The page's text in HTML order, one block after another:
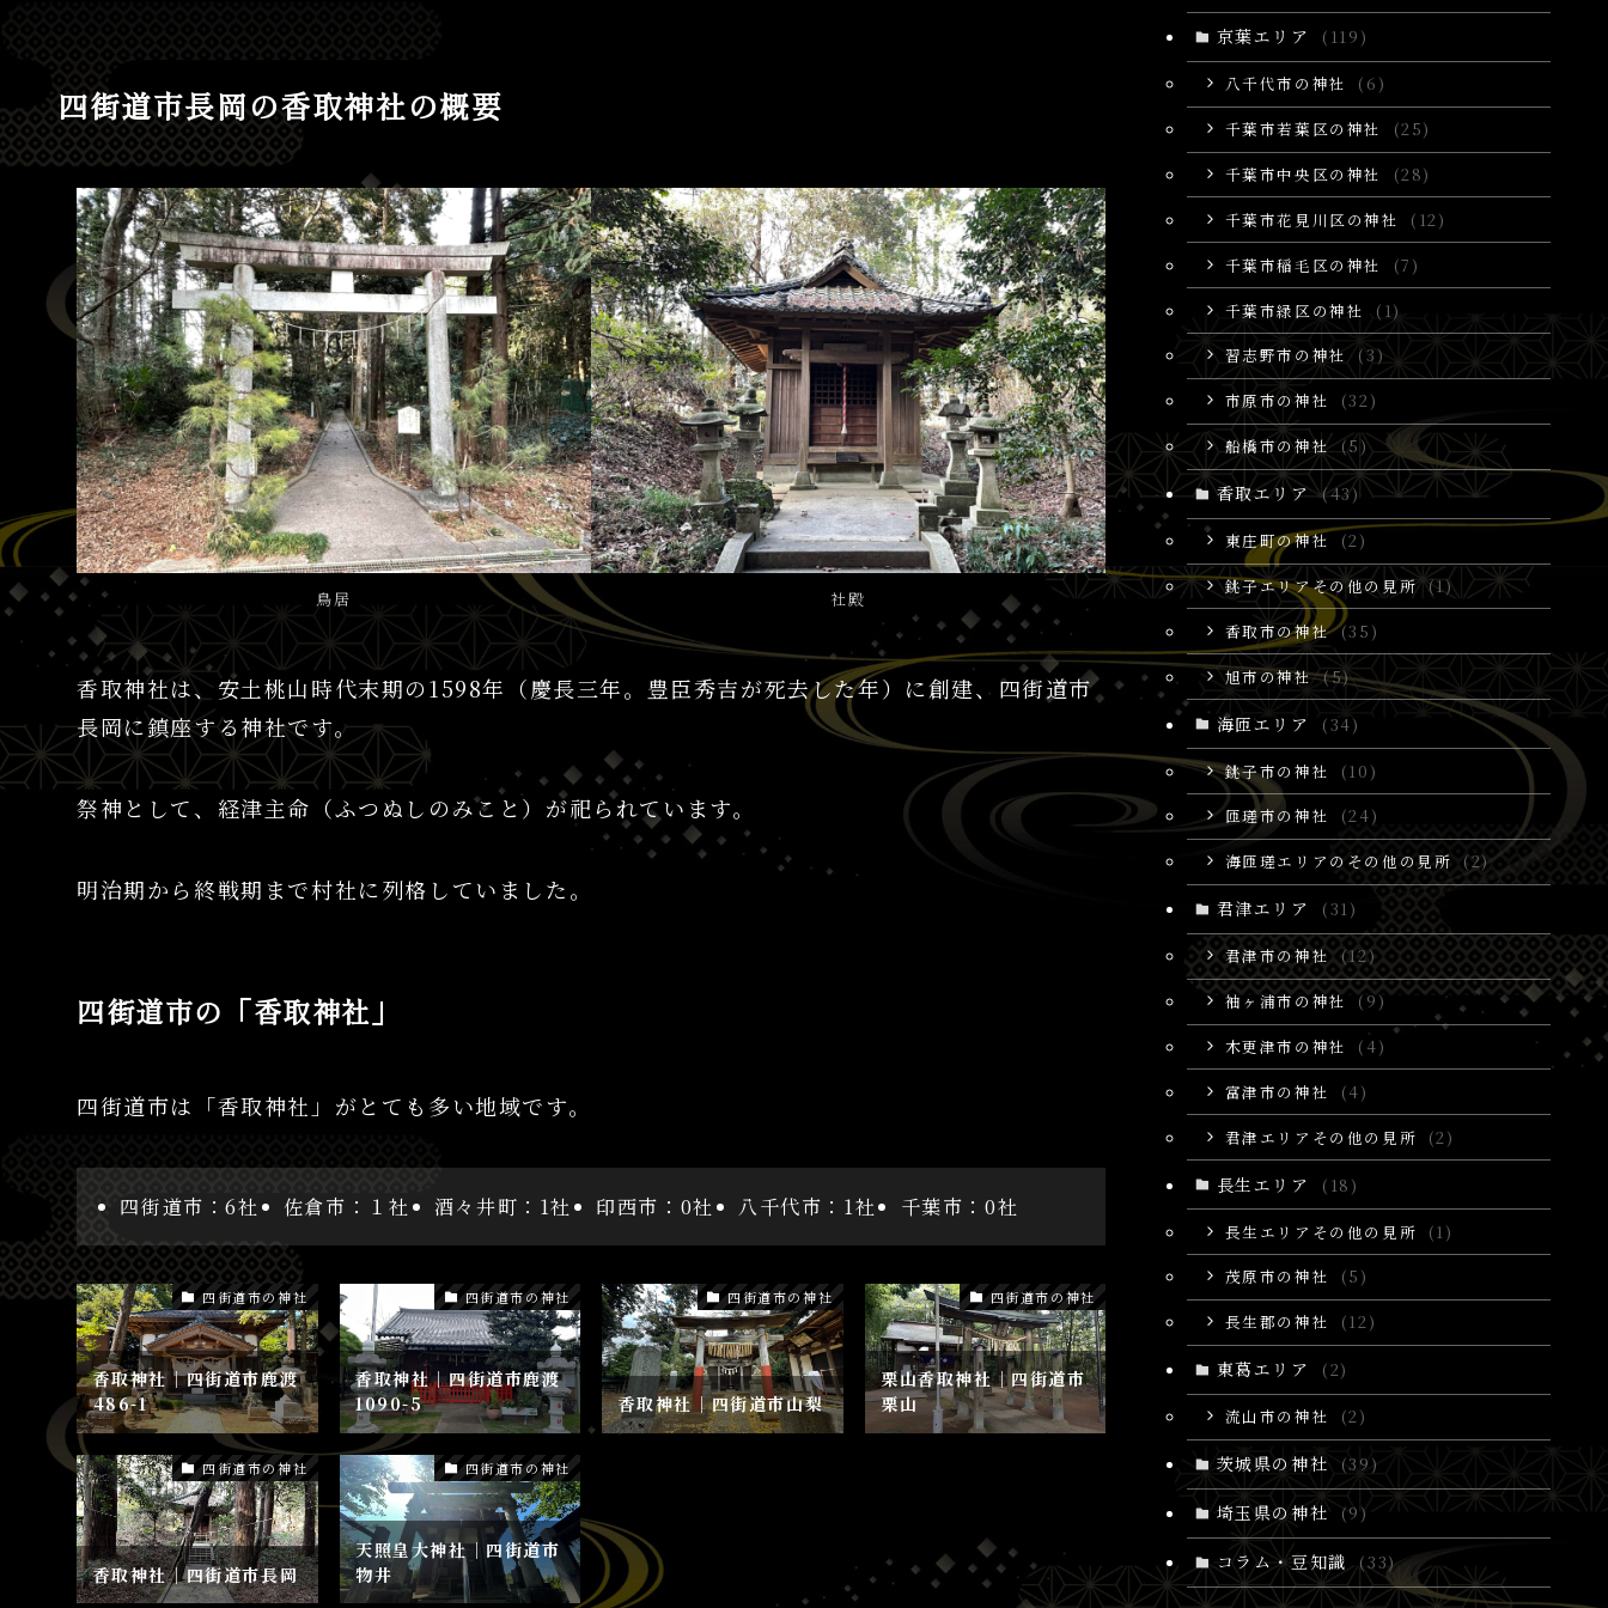
四街道市長岡の香取神社の概要
鳥居 社殿
香取神社は、安土桃山時代末期の1598年（慶長三年。豊臣秀吉が死去した年）に創建、四街道市
長岡に鎮座する神社です。
祭神として、経津主命（ふつぬしのみこと）が祀られています。
明治期から終戦期まで村社に列格していました。
四街道市の「香取神社」
四街道市は「香取神社」がとても多い地域です。
四街道市：6社 佐倉市：１社 酒々井町：1社 印西市：0社 八千代市：1社 千葉市：0社
四街道市の神社
香取神社│四街道市鹿渡
486-1
四街道市の神社
香取神社│四街道市鹿渡
1090-5
四街道市の神社
香取神社│四街道市山梨
四街道市の神社
栗山香取神社│四街道市
栗山
四街道市の神社
香取神社│四街道市長岡
四街道市の神社
天照皇大神社│四街道市
物井
京葉エリア (119)
八千代市の神社
(6)
千葉市若葉区の神社
(25)
千葉市中央区の神社
(28)
千葉市花見川区の神社
(12)
千葉市稲毛区の神社
(7)
千葉市緑区の神社
(1)
習志野市の神社
(3)
市原市の神社
(32)
船橋市の神社 (5)
香取エリア (43)
東庄町の神社 (2)
銚子エリアその他の見所 (1)
香取市の神社 (35)
旭市の神社 (5)
海匝エリア (34)
銚子市の神社
(10)
匝瑳市の神社
(24)
海匝瑳エリアのその他の見所
(2)
君津エリア (31)
君津市の神社 (12)
袖ヶ浦市の神社
(9)
木更津市の神社
(4)
富津市の神社
(4)
君津エリアその他の見所
(2)
長生エリア (18)
長生エリアその他の見所
(1)
茂原市の神社
(5)
長生郡の神社
(12)
東葛エリア (2)
流山市の神社 (2)
茨城県の神社 (39)
埼玉県の神社 (9)
コラム・豆知識 (33)